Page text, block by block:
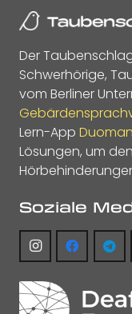
Der
Schwerhörige,
vom Berliner
Lern-App
Lösungen, um
Soziale